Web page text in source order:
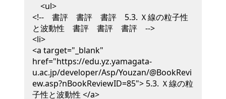
<ul>
<!-- 書評 書評 書評 5.3. Ｘ線の粒子性
と波動性 書評 書評 書評 -->
<li>
<a target="_blank"
href="https://edu.yz.yamagata-
u.ac.jp/developer/Asp/Youzan/@BookRevi
ew.asp?nBookReviewID=85"> 5.3. Ｘ線の粒
子性と波動性 </a>